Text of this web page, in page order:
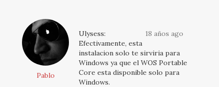
Pablo
18 años ago
Ulysess:
Efectivamente, esta
instalacion solo te sirviria para
Windows ya que el WOS Portable
Core esta disponible solo para
Windows.